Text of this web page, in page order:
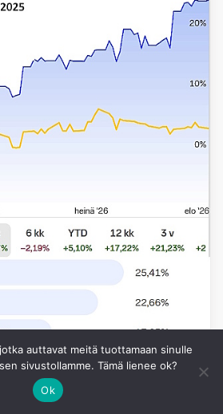
auttavat meitä tuottamaan sinulle
sivustollamme. Tämä lienee ok?
Ok